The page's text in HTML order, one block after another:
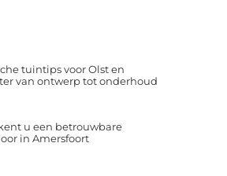
tuintips voor Olst en
van ontwerp tot onderhoud
u een betrouwbare
in Amersfoort